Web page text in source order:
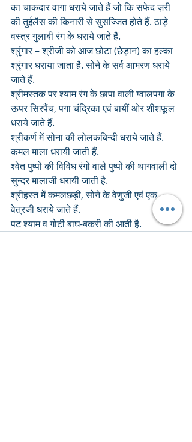
का चाकदार वागा धराये जाते हैं जो कि सफेद ज़री
की तुईलैस की किनारी से सुसज्जित होते हैं. ठाड़े
वस्त्र गुलाबी रंग के धराये जाते हैं.
श्रृंगार – श्रीजी को आज छोटा (छेड़ान) का हल्का
श्रृंगार धराया जाता है. सोने के सर्व आभरण धराये
जाते हैं.
श्रीमस्तक पर श्याम रंग के छापा वाली ग्वालपगा के
ऊपर सिरपैंच, पगा चंद्रिका एवं बायीं ओर शीशफूल
धराये जाते हैं.
श्रीकर्ण में सोना की लोलकबिन्दी धराये जाते हैं.
कमल माला धरायी जाती हैं.
श्वेत पुष्पों की विविध रंगों वाले पुष्पों की थागवाली दो
सुन्दर मालाजी धरायी जाती है.
श्रीहस्त में कमलछड़ी, सोने के वेणुजी एवं एक
वेत्रजी धराये जाते हैं.
पट श्याम व गोटी बाघ-बकरी की आती है.